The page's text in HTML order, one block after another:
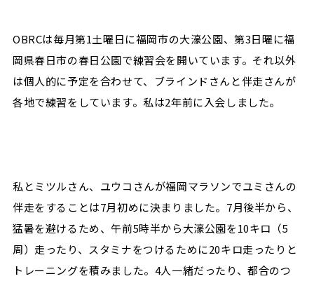
OBRCは毎月第1土曜日に福岡市の大濠公園、第3日曜に福
岡県春日市の春日公園で練習会を開いています。それ以外
は個人的に予定を合わせて、ブラインドさんと伴走さんが
各地で練習をしています。私は2年前に入会しました。
私とミツルさん、ユウコさんが福岡マラソンでユミさんの
伴走をすることは7月初めに決まりました。7月後半から、
猛暑を避けるため、午前5時半から大濠公園を10キロ（5
周）走ったり、スタミナをつけるために20キロ走ったりと
トレーニングを積みました。4人一緒だったり、都合のつ